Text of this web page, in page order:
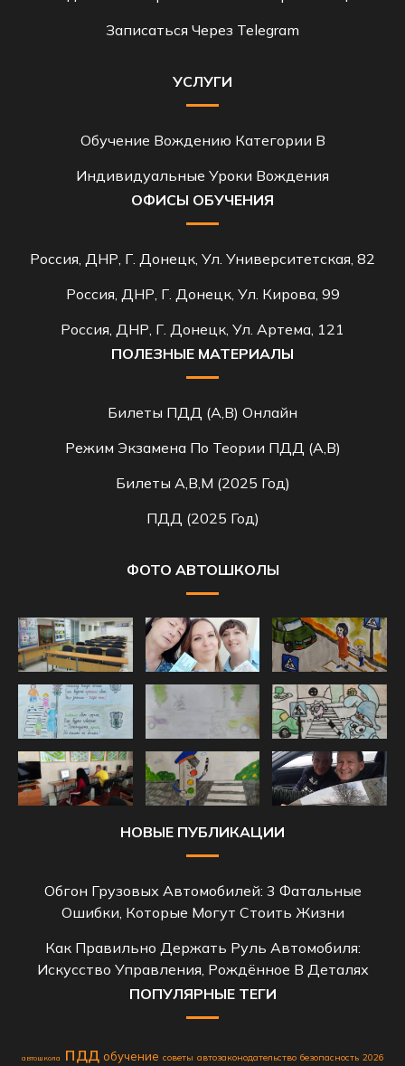
Записаться Через Telegram
УСЛУГИ
Обучение Вождению Категории B
Индивидуальные Уроки Вождения
ОФИСЫ ОБУЧЕНИЯ
Россия, ДНР, Г. Донецк, Ул. Университетская, 82
Россия, ДНР, Г. Донецк, Ул. Кирова, 99
Россия, ДНР, Г. Донецк, Ул. Артема, 121
ПОЛЕЗНЫЕ МАТЕРИАЛЫ
Билеты ПДД (A,B) Онлайн
Режим Экзамена По Теории ПДД (A,B)
Билеты A,B,M (2025 Год)
ПДД (2025 Год)
ФОТО АВТОШКОЛЫ
НОВЫЕ ПУБЛИКАЦИИ
Обгон Грузовых Автомобилей: 3 Фатальные
Ошибки, Которые Могут Стоить Жизни
Как Правильно Держать Руль Автомобиля:
Искусство Управления, Рождённое В Деталях
ПОПУЛЯРНЫЕ ТЕГИ
автошкола пдд обучение советы автозаконодательство безопасность 2026